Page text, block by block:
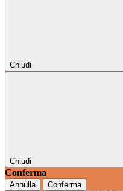
Chiudi
Chiudi
Conferma
Annulla Conferma